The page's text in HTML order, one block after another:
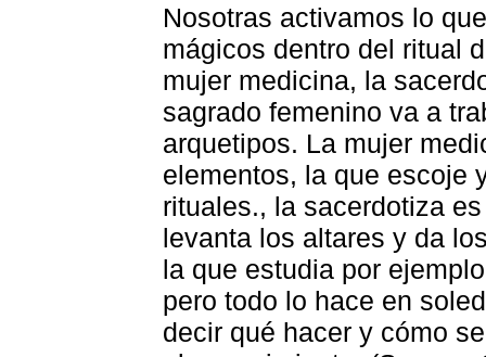
Nosotras activamos lo
mágicos dentro del ritual
mujer medicina, la
sagrado femenino va a
arquetipos. La mujer
elementos, la que escoje
rituales., la sacerdotiza
levanta los altares y da
la que estudia por
pero todo lo hace en
decir qué hacer y cómo